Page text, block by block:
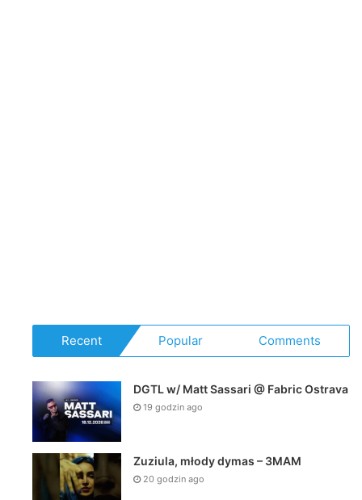
Recent Popular Comments
DGTL w/ Matt Sassari @ Fabric Ostrava
19 godzin ago
Zuziula, młody dymas – 3MAM
20 godzin ago